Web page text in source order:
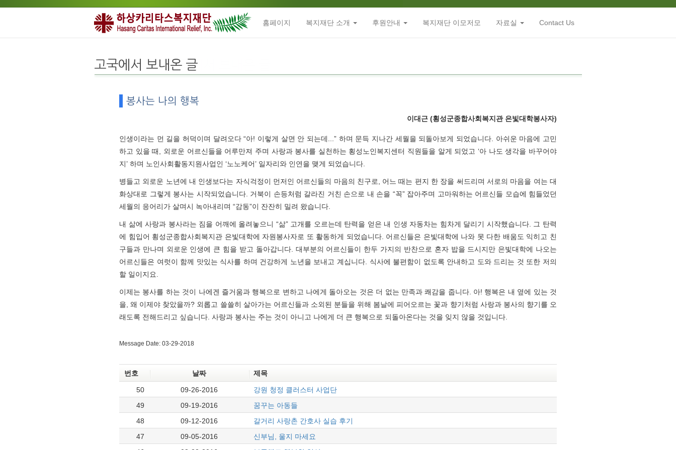
홈페이지 복지재단 소개 후원안내 복지재단 이모저모 자료실 Contact Us
고국에서 보내온 글
봉사는 나의 행복
이대근 (횡성군종합사회복지관 은빛대학봉사자)
인생이라는 먼 길을 허덕이며 달려오다 “아! 이렇게 살면 안 되는데...” 하며 문득 지나간 세월을 되돌아보게 되었습니다. 아쉬운 마음에 고민
하고 있을 때, 외로운 어르신들을 어루만져 주며 사랑과 봉사를 실천하는 횡성노인복지센터 직원들을 알게 되었고 ‘아 나도 생각을 바꾸어야
지’ 하며 노인사회활동지원사업인 ‘노노케어’ 일자리와 인연을 맺게 되었습니다.
병들고 외로운 노년에 내 인생보다는 자식걱정이 먼저인 어르신들의 마음의 친구로, 어느 때는 편지 한 장을 써드리며 서로의 마음을 여는 대
화상대로 그렇게 봉사는 시작되었습니다. 거북이 손등처럼 갈라진 거친 손으로 내 손을 “꼭” 잡아주며 고마워하는 어르신들 모습에 힘들었던
세월의 응어리가 살며시 녹아내리며 “감동”이 잔잔히 밀려 왔습니다.
내 삶에 사랑과 봉사라는 짐을 어깨에 올려놓으니 “삶” 고개를 오르는데 탄력을 얻은 내 인생 자동차는 힘차게 달리기 시작했습니다. 그 탄력
에 힘입어 횡성군종합사회복지관 은빛대학에 자원봉사자로 또 활동하게 되었습니다. 어르신들은 은빛대학에 나와 못 다한 배움도 익히고 친
구들과 만나며 외로운 인생에 큰 힘을 받고 돌아갑니다. 대부분의 어르신들이 한두 가지의 반찬으로 혼자 밥을 드시지만 은빛대학에 나오는
어르신들은 여럿이 함께 맛있는 식사를 하며 건강하게 노년을 보내고 계십니다. 식사에 불편함이 없도록 안내하고 도와 드리는 것 또한 저의
할 일이지요.
이제는 봉사를 하는 것이 나에겐 즐거움과 행복으로 변하고 나에게 돌아오는 것은 더 없는 만족과 쾌감을 줍니다. 아! 행복은 내 옆에 있는 것
을, 왜 이제야 찾았을까? 외롭고 쓸쓸히 살아가는 어르신들과 소외된 분들을 위해 봄날에 피어오르는 꽃과 향기처럼 사랑과 봉사의 향기를 오
래도록 전해드리고 싶습니다. 사랑과 봉사는 주는 것이 아니고 나에게 더 큰 행복으로 되돌아온다는 것을 잊지 않을 것입니다.
Message Date: 03-29-2018
번호 날짜 제목
50 09-26-2016
강원 청정 클러스터 사업단
49
09-19-2016
꿈꾸는 아동들
48
09-12-2016
갈거리 사랑촌 간호사 실습 후기
47
09-05-2016
신부님, 울지 마세요